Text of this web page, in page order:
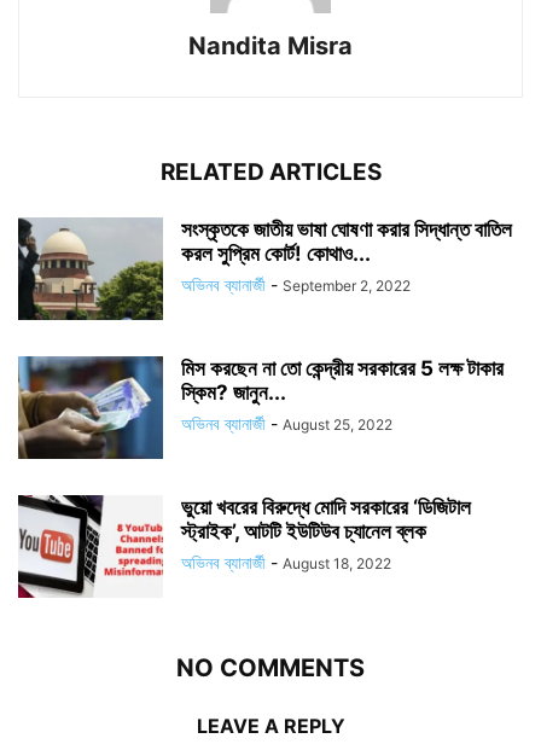
Nandita Misra
RELATED ARTICLES
সংস্কৃতকে জাতীয় ভাষা ঘোষণা করার সিদ্ধান্ত বাতিল
করল সুপ্রিম কোর্ট! কোথাও...
অভিনব ব্যানার্জী - September 2, 2022
মিস করছেন না তো কেন্দ্রীয় সরকারের 5 লক্ষ টাকার
স্কিম? জানুন...
অভিনব ব্যানার্জী - August 25, 2022
ভুয়ো খবরের বিরুদ্ধে মোদি সরকারের ‘ডিজিটাল
স্ট্রাইক’, আটটি ইউটিউব চ্যানেল ব্লক
অভিনব ব্যানার্জী - August 18, 2022
NO COMMENTS
LEAVE A REPLY